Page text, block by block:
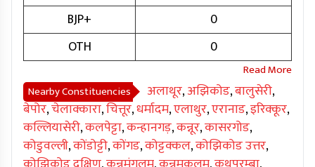
BJP+
0
OTH
0
Nearby Constituencies अलाथूर,अझिकोड,बालुसेरी,
बेपोर,चेलाक्कारा,चित्तूर,धर्मादम,एलाथुर,एरानाड,इरिक्कूर,
कल्लियासेरी,कलपेट्टा,कन्हानगड़,कन्नूर,कासरगोड,
कोडुवल्ली,कोंडोट्टी,कोंगड,कोट्टक्कल,कोझिकोड उत्तर,